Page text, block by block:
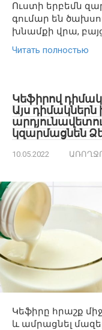
Ուստի երբեմն
գումար են
խնամքի վրա, բայց
Читать полностью
Կեֆիրով
Այս դիմակներն
կզարմացնեն
10.05.2022
Կեֆիրը հրաշք
և ամրացնել